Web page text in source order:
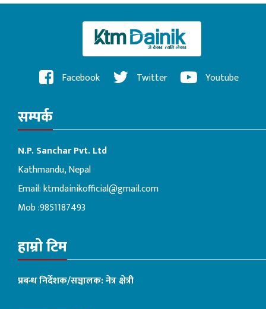
Facebook Twitter Youtube
सम्पर्क
N.P. Sanchar Pvt. Ltd
Kathmandu, Nepal
Email:ktmdainikofficial@gmail.com
Mob :9851187493
हाम्रो टिम
प्रबन्ध निर्देशक/सञ्चालक: नेत्र क्षेत्री